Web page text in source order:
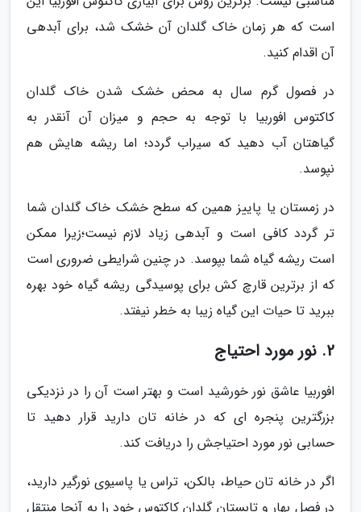
است که هر زمان خاک گلدان آن خشک شد، برای آبدهی
آن اقدام کنید.
در فصول گرم سال به محض خشک شدن خاک گلدان
کاکتوس افوربیا با توجه به حجم و میزان آن آنقدر به
گیاهتان آب دهید که سیراب گردد؛ اما ریشه هایش هم
نپوسد.
در زمستان یا پاییز همین که سطح خشک خاک گلدان شما
تر گردد کافی است و آبدهی زیاد لازم نیست؛زیرا ممکن
است ریشه گیاه شما بپوسد. در چنین شرایطی ضروری است
که از برترین قارچ کش برای پوسیدگی ریشه گیاه خود بهره
ببرید تا حیات این گیاه زیبا به خطر نیفتد.
2. نور مورد احتیاج
افوربیا عاشق نور خورشید است و بهتر است آن را در نزدیکی
بزرگترین پنجره ای که در خانه تان دارید قرار دهید تا
حسابی نور مورد احتیاجش را دریافت کند.
اگر در خانه تان حیاط، بالکن، تراس یا پاسیوی نورگیر دارید،
در فصل بهار و تابستان گلدان کاکتوس خود را به آنجا منتقل